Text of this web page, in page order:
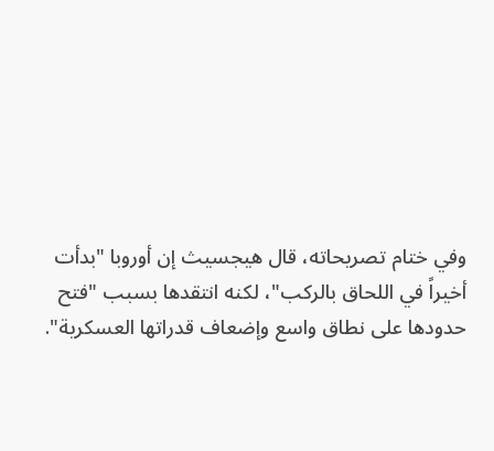
وفي ختام تصريحاته، قال هيجسيث إن أوروبا "بدأت
أخيراً في اللحاق بالركب"، لكنه انتقدها بسبب "فتح
حدودها على نطاق واسع وإضعاف قدراتها العسكرية".